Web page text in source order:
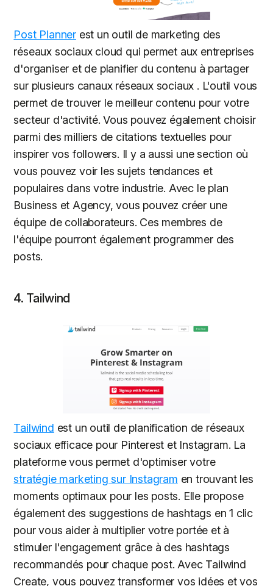
Post Planner est un outil de marketing des
réseaux sociaux cloud qui permet aux entreprises
d'organiser et de planifier du contenu à partager
sur plusieurs canaux réseaux sociaux . L'outil vous
permet de trouver le meilleur contenu pour votre
secteur d'activité. Vous pouvez également choisir
parmi des milliers de citations textuelles pour
inspirer vos followers. Il y a aussi une section où
vous pouvez voir les sujets tendances et
populaires dans votre industrie. Avec le plan
Business et Agency, vous pouvez créer une
équipe de collaborateurs. Ces membres de
l'équipe pourront également programmer des
posts.
4. Tailwind
Tailwind est un outil de planification de réseaux
sociaux efficace pour Pinterest et Instagram. La
plateforme vous permet d'optimiser votre
stratégie marketing sur Instagram en trouvant les
moments optimaux pour les posts. Elle propose
également des suggestions de hashtags en 1 clic
pour vous aider à multiplier votre portée et à
stimuler l'engagement grâce à des hashtags
recommandés pour chaque post. Avec Tailwind
Create, vous pouvez transformer vos idées et vos